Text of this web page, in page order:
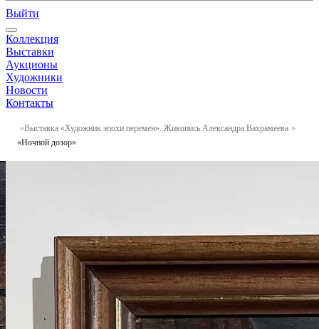
Выйти
Коллекция
Выставки
Аукционы
Художники
Новости
Контакты
Выставка «Художник эпохи перемен». Живопись Александра Вахрамеева
«Ночной дозор»